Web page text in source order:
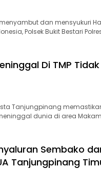
dan mensyukuri
Polsek Bukit Bestari
Di TMP
Tanjungpinang
dunia di area
Sembako
Tanjungpinang